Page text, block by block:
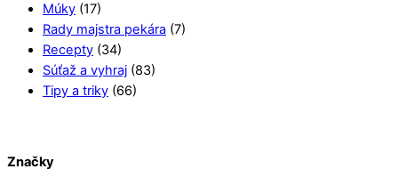
Múky (17)
Rady majstra pekára (7)
Recepty (34)
Súťaž a vyhraj (83)
Tipy a triky (66)
Značky